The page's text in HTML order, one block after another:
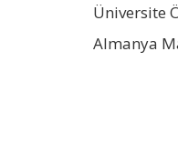
Üniversite
Almanya